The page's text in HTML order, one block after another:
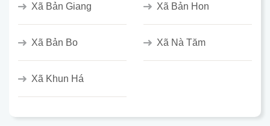
Xã Bản Giang Xã Bản Hon
Xã Bản Bo Xã Nà Tăm
Xã Khun Há